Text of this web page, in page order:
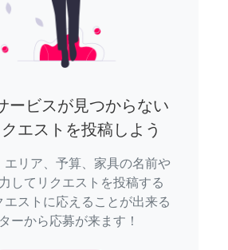
ービスが見つからない
エストを投稿しよう
エリア、予算、家具の名前や
してリクエストを投稿する
エストに応えることが出来る
ーから応募が来ます！